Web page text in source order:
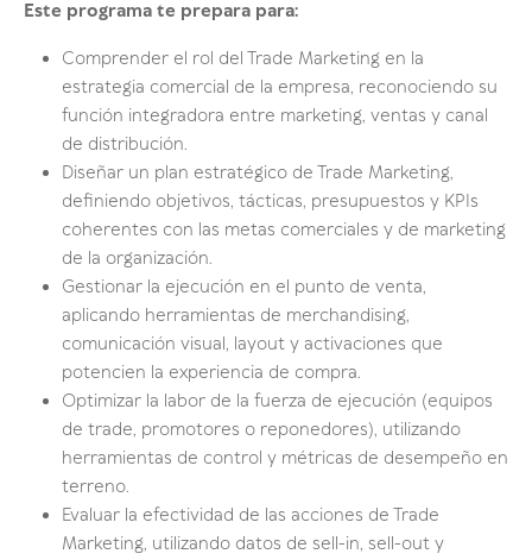
Este programa te prepara para:
Comprender el rol del Trade Marketing en la
estrategia comercial de la empresa, reconociendo su
función integradora entre marketing, ventas y canal
de distribución.
Diseñar un plan estratégico de Trade Marketing,
definiendo objetivos, tácticas, presupuestos y KPIs
coherentes con las metas comerciales y de marketing
de la organización.
Gestionar la ejecución en el punto de venta,
aplicando herramientas de merchandising,
comunicación visual, layout y activaciones que
potencien la experiencia de compra.
Optimizar la labor de la fuerza de ejecución (equipos
de trade, promotores o reponedores), utilizando
herramientas de control y métricas de desempeño en
terreno.
Evaluar la efectividad de las acciones de Trade
Marketing, utilizando datos de sell-in, sell-out y